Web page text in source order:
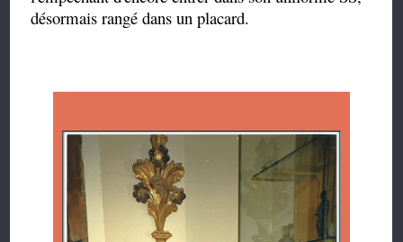
désormais rangé dans un placard.